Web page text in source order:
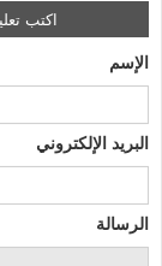
اكتب
الإسم
البريد الإلكتروني
الرسالة